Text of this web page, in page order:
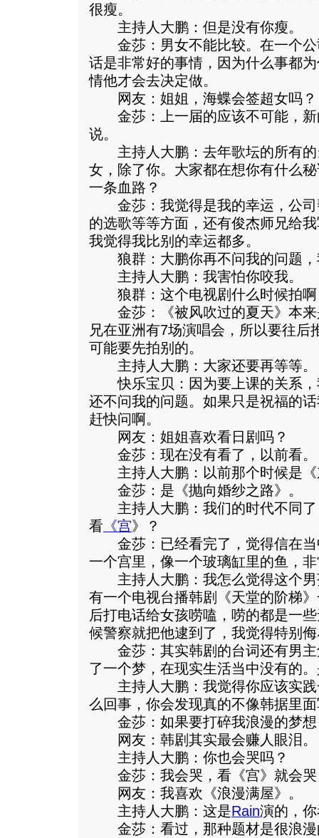
很瘦。
主持人大鹏：但是没有你瘦。
金莎：男女不能比较。在一个公
话是非常好的事情，因为什么事都
情他才会去决定做。
网友：姐姐，海蝶会签超女吗？
金莎：上一届的应该不可能，新
说。
主持人大鹏：去年歌坛的所有的
女，除了你。大家都在想你有什么
一条血路？
金莎：我觉得是我的幸运，公司
的选歌等等方面，还有俊杰师兄给
我觉得我比别的幸运都多。
狼群：大鹏你再不问我的问题，
主持人大鹏：我害怕你咬我。
狼群：这个电视剧什么时候拍啊
金莎：《被风吹过的夏天》本来
兄在亚洲有7场演唱会，所以要往后
可能要先拍别的。
主持人大鹏：大家还要再等等。
快乐宝贝：因为要上课的关系，
还不问我的问题。如果只是祝福的
赶快问啊。
网友：姐姐喜欢看日剧吗？
金莎：现在没有看了，以前看。
主持人大鹏：以前那个时候是《
金莎：是《抛向婚纱之路》。
主持人大鹏：我们的时代不同了
看 《宫》？
金莎：已经看完了，觉得信在当
一个宫里，像一个玻璃缸里的鱼，
主持人大鹏：我怎么觉得这个男
有一个电视台播韩剧《天堂的阶梯
后打电话给女孩唠嗑，唠的都是一
候警察就把他逮到了，我觉得特别
金莎：其实韩剧的台词还有男主
了一个梦，在现实生活当中没有的
主持人大鹏：我觉得你应该实践
么回事，你会发现真的不像韩据里
金莎：如果要打碎我浪漫的梦想
网友：韩剧其实最会赚人眼泪。
主持人大鹏：你也会哭吗？
金莎：我会哭，看《宫》就会哭
网友：我喜欢《浪漫满屋》。
主持人大鹏：这是Rain演的，
金莎：看过，那种题材是很浪漫